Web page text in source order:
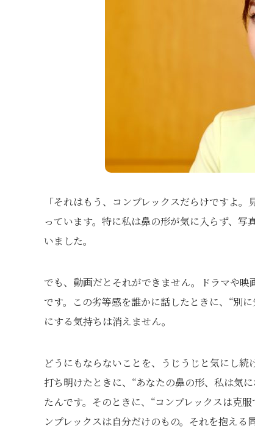
「それはもう、コンプレックスだらけですよ
っています。特に私は鼻の形が気に入らず、
いました。
でも、動画だとそれができません。ドラマや
です。この劣等感を誰かに話したときに、“別
にする気持ちは消えません。
どうにもならないことを、うじうじと気にし
打ち明けたときに、“あなたの鼻の形、私は気
たんです。そのときに、“コンプレックスは克
ンプレックスは自分だけのもの。それを抱える